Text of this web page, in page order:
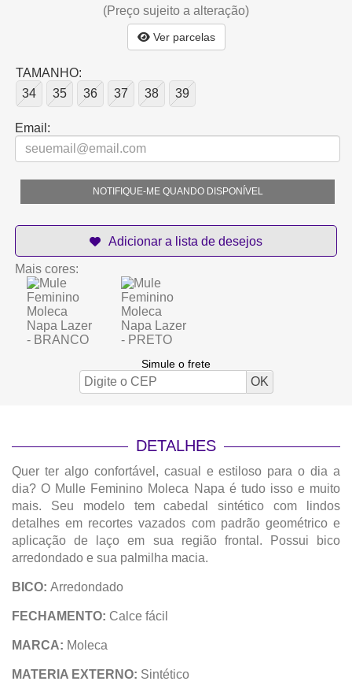
(Preço sujeito a alteração)
Ver parcelas
TAMANHO:
34
35 36 37 38 39
Email:
NOTIFIQUE-ME QUANDO DISPONÍVEL
Mais cores:
Simule o frete
DETALHES
Quer ter algo confortável, casual e estiloso para o dia a
dia? O Mulle Feminino Moleca Napa é tudo isso e muito
mais. Seu modelo tem cabedal sintético com lindos
detalhes em recortes vazados com padrão geométrico e
aplicação de laço em sua região frontal. Possui bico
arredondado e sua palmilha macia.
BICO: Arredondado
FECHAMENTO: Calce fácil
MARCA: Moleca
MATERIA EXTERNO: Sintético